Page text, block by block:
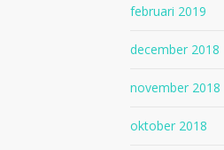
februari 2019
december 2018
november 2018
oktober 2018